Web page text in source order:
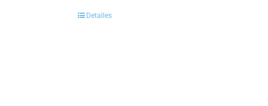
Detalles